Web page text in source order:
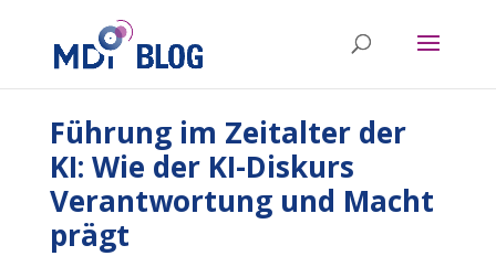
Führung im Zeitalter der
KI: Wie der KI-Diskurs
Verantwortung und Macht
prägt